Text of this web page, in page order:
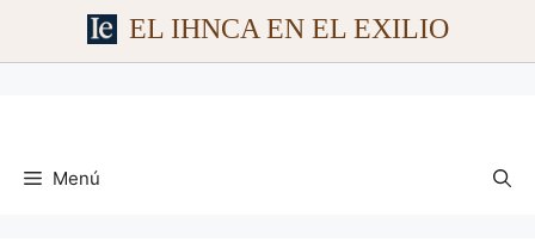
EL IHNCA EN EL EXILIO
contenido
Menú